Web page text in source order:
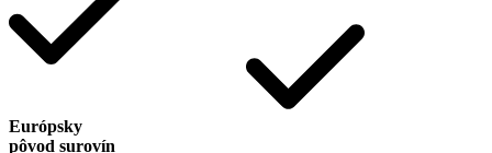
Európsky
pôvod surovín